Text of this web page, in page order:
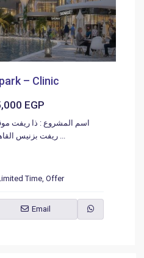
– Clinic
EGP
اسم المشروع : ذا ريفت
Time ,Offer
Email